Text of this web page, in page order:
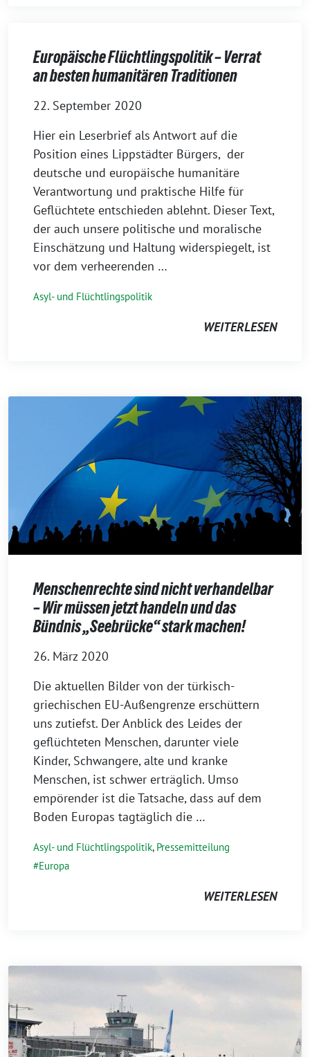
Europäische Flüchtlingspolitik – Verrat
an besten humanitären Traditionen
22. September 2020
Hier ein Leserbrief als Antwort auf die
Position eines Lippstädter Bürgers, der
deutsche und europäische humanitäre
Verantwortung und praktische Hilfe für
Geflüchtete entschieden ablehnt. Dieser Text,
der auch unsere politische und moralische
Einschätzung und Haltung widerspiegelt, ist
vor dem verheerenden …
Asyl- und Flüchtlingspolitik
WEITERLESEN
Menschenrechte sind nicht verhandelbar
– Wir müssen jetzt handeln und das
Bündnis „Seebrücke“ stark machen!
26. März 2020
Die aktuellen Bilder von der türkisch-
griechischen EU-Außengrenze erschüttern
uns zutiefst. Der Anblick des Leides der
geflüchteten Menschen, darunter viele
Kinder, Schwangere, alte und kranke
Menschen, ist schwer erträglich. Umso
empörender ist die Tatsache, dass auf dem
Boden Europas tagtäglich die …
Asyl- und Flüchtlingspolitik, Pressemitteilung
Europa
WEITERLESEN